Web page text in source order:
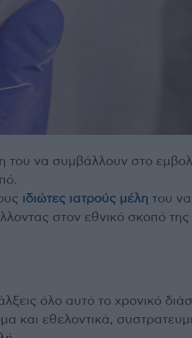
του να συμβάλλουν στο
ιδιώτες ιατρούς μέλη του
στον εθνικό σκοπό της
όλο αυτό το χρονικό
και εθελοντικά,